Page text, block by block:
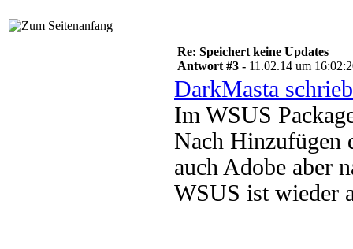
Re: Speichert keine Updates
Antwort #3 - 11.02.14 um
DarkMasta schrieb
Im WSUS
Nach Hinzufügen
auch Adobe aber
WSUS ist wieder